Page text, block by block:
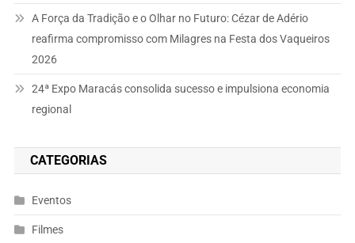
A Força da Tradição e o Olhar no Futuro: Cézar de Adério
reafirma compromisso com Milagres na Festa dos Vaqueiros
2026
24ª Expo Maracás consolida sucesso e impulsiona economia
regional
CATEGORIAS
Eventos
Filmes